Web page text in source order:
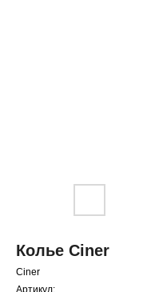
Колье Ciner
Ciner
Артикул: